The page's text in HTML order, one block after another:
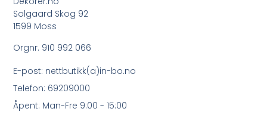
Solgaard Skog 92
1599 Moss
Orgnr. 910 992 066
E-post: nettbutikk(a)in-bo.no
Telefon: 69209000
Åpent: Man-Fre 9:00 - 15:00